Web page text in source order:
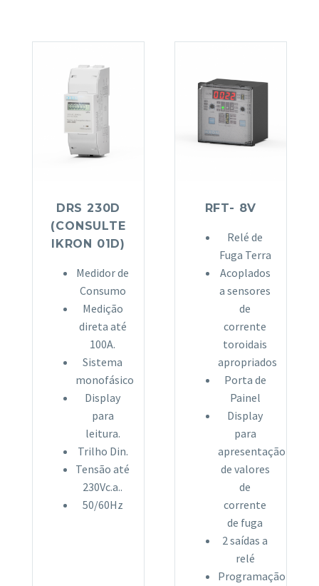
DRS 230D
(CONSULTE
IKRON 01D)
Medidor de
Consumo
Medição
direta até
100A.
Sistema
monofásico
Display
para
leitura.
Trilho Din.
Tensão até
230Vc.a..
50/60Hz
RFT- 8V
Relé de
Fuga Terra
Acoplados
a sensores
de
corrente
toroidais
apropriados
Porta de
Painel
Display
para
apresentação
de valores
de
corrente
de fuga
2 saídas a
relé
Programação